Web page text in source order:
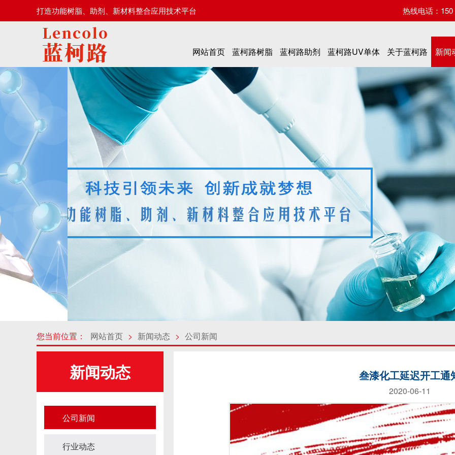
打造功能树脂、助剂、新材料整合应用技术平台 热线电话：
网站首页 蓝柯路树脂 蓝柯路助剂 蓝柯路UV单体 关于蓝柯路 新闻
您当前位置： 网站首页 > 新闻动态 > 公司新闻
新闻动态
公司新闻
行业动态
叁漆化工延迟开工通
2020-06-11